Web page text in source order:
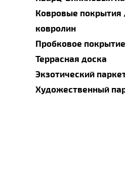
Ковровые покрытия
ковролин
Пробковое покрытие
Террасная доска
Экзотический
Художественный